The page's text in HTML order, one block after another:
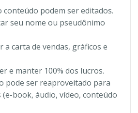
conteúdo podem ser editados.
seu nome ou pseudônimo
a carta de vendas, gráficos e
e manter 100% dos lucros.
pode ser reaproveitado para
book, áudio, vídeo, conteúdo